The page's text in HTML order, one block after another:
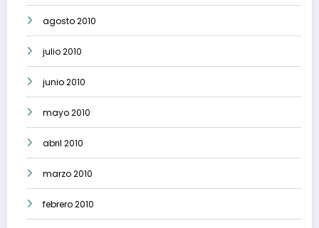
agosto 2010
julio 2010
junio 2010
mayo 2010
abril 2010
marzo 2010
febrero 2010